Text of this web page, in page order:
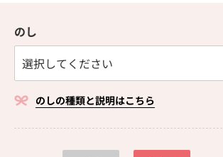
のし
のしの種類と説明はこちら